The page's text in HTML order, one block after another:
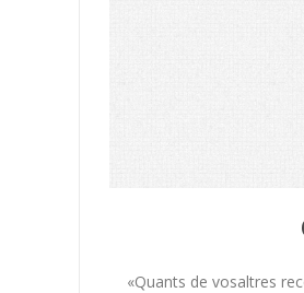
«Quants de vosaltres